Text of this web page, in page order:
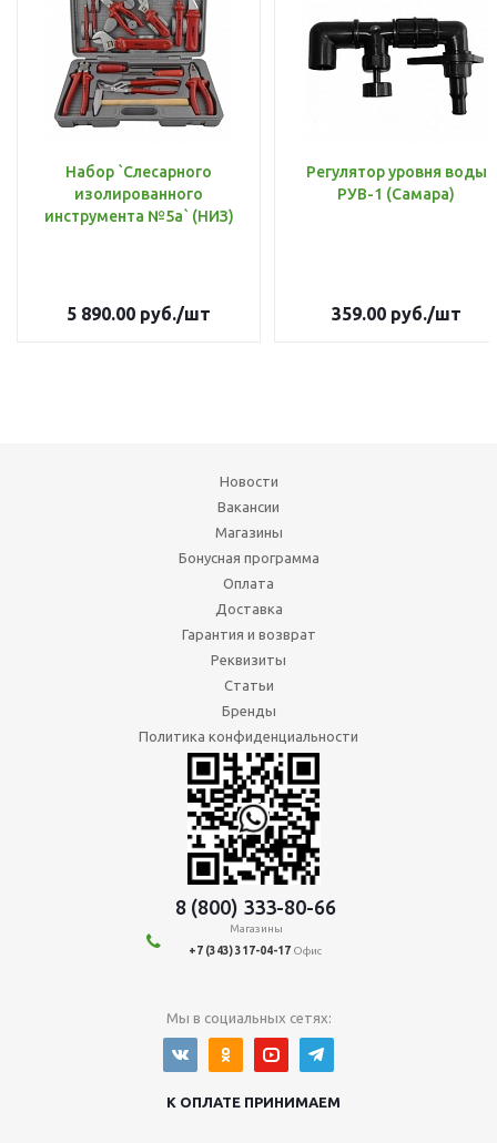
Набор `Слесарного
изолированного
инструмента №5а` (НИЗ)
5 890.00 руб./шт
Регулятор уровня воды
РУВ-1 (Самара)
359.00руб./шт
Новости
Вакансии
Магазины
Бонусная программа
Оплата
Доставка
Гарантия и возврат
Реквизиты
Статьи
Бренды
Политика конфиденциальности
8 (800) 333-80-66
Магазины
+7 (343) 317-04-17 Офис
Мы в социальных сетях:
К ОПЛАТЕ ПРИНИМАЕМ